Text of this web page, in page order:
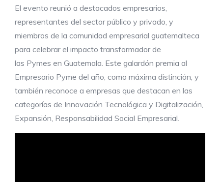
El evento reunió a destacados empresarios,
representantes del sector público y privado, y
miembros de la comunidad empresarial guatemalteca
para celebrar el impacto transformador de
las Pymes en Guatemala. Este galardón premia al
Empresario Pyme del año, como máxima distinción, y
también reconoce a empresas que destacan en las
categorías de Innovación Tecnológica y Digitalización,
Expansión, Responsabilidad Social Empresarial.